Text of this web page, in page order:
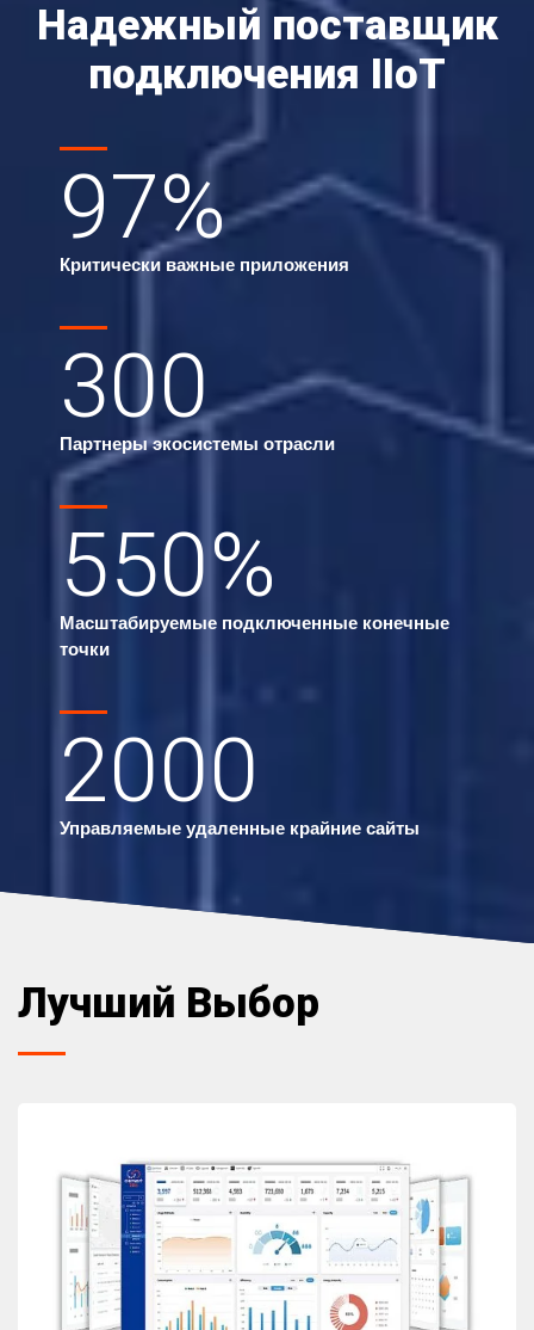
Надежный поставщик
подключения IIoT
97%
Критически важные приложения
300
Партнеры экосистемы отрасли
550%
Масштабируемые подключенные конечные
точки
2000
Управляемые удаленные крайние сайты
Лучший Выбор